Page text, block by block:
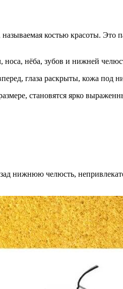
костью красоты.
носа, нёба, зубов и нижней
глаза раскрыты, кожа под
становятся ярко
нижнюю челюсть,